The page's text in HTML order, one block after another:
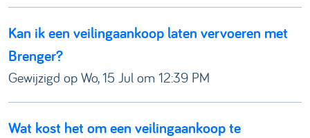
​​Kan ik een veilingaankoop laten vervoeren met
Brenger?
Gewijzigd op Wo, 15 Jul om 12:39 PM
Wat kost het om een veilingaankoop te